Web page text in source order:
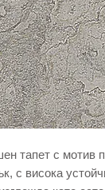
тапет с мотив
с висока